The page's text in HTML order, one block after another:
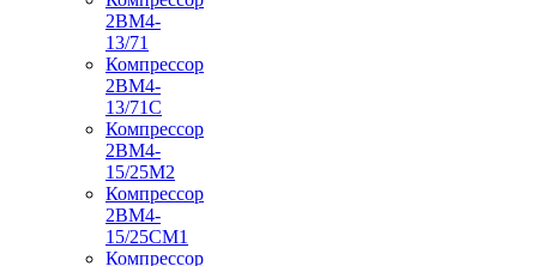
2ВМ4-
13/71
Компрессор
2ВМ4-
13/71С
Компрессор
2ВМ4-
15/25М2
Компрессор
2ВМ4-
15/25СМ1
Компрессор